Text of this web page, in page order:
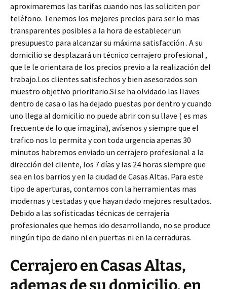
aproximaremos las tarifas cuando nos las soliciten por
teléfono. Tenemos los mejores precios para ser lo mas
transparentes posibles a la hora de establecer un
presupuesto para alcanzar su máxima satisfacción . A su
domicilio se desplazará un técnico cerrajero profesional ,
que le le orientara de los precios previo a la realización del
trabajo.Los clientes satisfechos y bien asesorados son
muestro objetivo prioritario.Si se ha olvidado las llaves
dentro de casa o las ha dejado puestas por dentro y cuando
uno llega al domicilio no puede abrir con su llave ( es mas
frecuente de lo que imagina), avísenos y siempre que el
trafico nos lo permita y con toda urgencia apenas 30
minutos habremos enviado un cerrajero profesional a la
dirección del cliente, los 7 días y las 24 horas siempre que
sea en los barrios y en la ciudad de Casas Altas. Para este
tipo de aperturas, contamos con la herramientas mas
modernas y testadas y que hayan dado mejores resultados.
Debido a las sofisticadas técnicas de cerrajería
profesionales que hemos ido desarrollando, no se produce
ningún tipo de daño ni en puertas ni en la cerraduras.
Cerrajero en Casas Altas,